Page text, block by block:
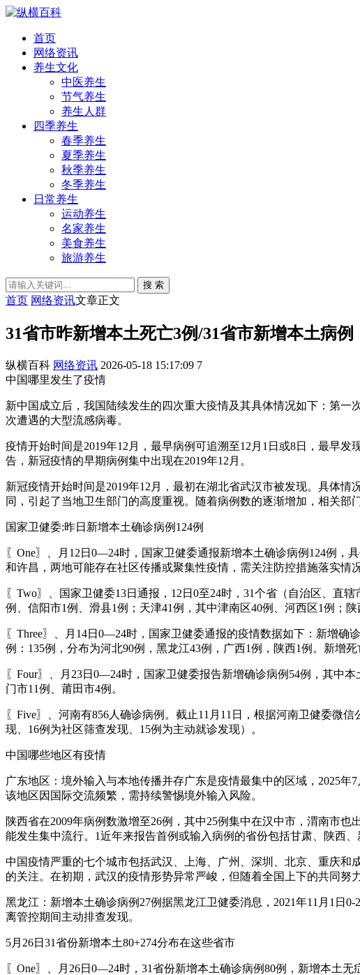
首页
网络资讯
养生文化
中医养生
节气养生
养生人群
四季养生
春季养生
夏季养生
秋季养生
冬季养生
日常养生
运动养生
名家养生
美食养生
旅游养生
搜 索
首页 网络资讯文章正文
31省市昨新增本土死亡3例/31省市新增本土病例
纵横百科 网络资讯 2026-05-18 15:17:09 7
中国哪里发生了疫情
新中国成立后，我国陆续发生的四次重大疫情及其具体情况如下：第一
次遭遇的大型流感病毒。
疫情开始时间是2019年12月，最早病例可追溯至12月1日或8日，最早
告，新冠疫情的早期病例集中出现在2019年12月。
新冠疫情开始时间是2019年12月，最初在湖北省武汉市被发现。具体
同，引起了当地卫生部门的高度重视。随着病例数的逐渐增加，相关部
国家卫健委:昨日新增本土确诊病例124例
〖One〗、月12日0—24时，国家卫健委通报新增本土确诊病例124例，
和许昌，两地可能存在社区传播或聚集性疫情，需关注防控措施落实情况
〖Two〗、国家卫健委13日通报，12日0至24时，31个省（自治区、直
例、信阳市1例、滑县1例；天津41例，其中津南区40例、河西区1例；
〖Three〗、月14日0—24时，国家卫健委通报的疫情数据如下：新增确
例：135例，分布为河北90例，黑龙江43例，广西1例，陕西1例。新增
〖Four〗、月23日0—24时，国家卫健委报告新增确诊病例54例，其中
门市11例、莆田市4例。
〖Five〗、河南有856人确诊病例。截止11月11日，根据河南卫健委微
现、16例为社区筛查发现、15例为主动就诊发现）。
中国哪些地区有疫情
广东地区：境外输入与本地传播并存广东是疫情最集中的区域，2025
该地区因国际交流频繁，需持续警惕境外输入风险。
陕西省在2009年病例数激增至26例，其中25例集中在汉中市，渭南市
能发生集中流行。1近年来报告首例或输入病例的省份包括甘肃、陕西、
中国疫情严重的七个城市包括武汉、上海、广州、深圳、北京、重庆
的关注。在初期，武汉的疫情形势异常严峻，但随着全国上下的共同努
黑龙江：新增本土确诊病例27例据黑龙江卫健委消息，2021年11月1日
离管控期间主动排查发现。
5月26日31省份新增本土80+274分布在这些省市
〖One〗、月26日0—24时，31省份新增本土确诊病例80例，新增本土